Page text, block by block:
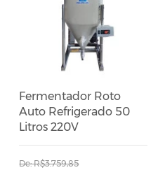
Fermentador Roto
Auto Refrigerado 50
Litros 220V
De: R$3.759,85